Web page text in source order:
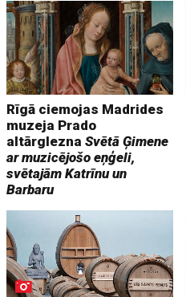
Rīgā ciemojas Madrides
muzeja Prado
altārgleznaSvētā Ģimene
ar muzicējošo eņģeli,
svētajām Katrīnu un
Barbaru